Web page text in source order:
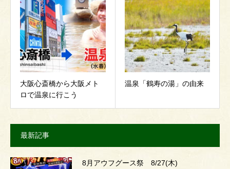
大阪心斎橋から大阪メト
ロで温泉に行こう
温泉「鶴寿の湯」の由来
最新記事
8月アウフグース祭 8/27(木)